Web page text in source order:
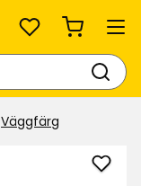
Favoriter
Väggfärg
Lägg